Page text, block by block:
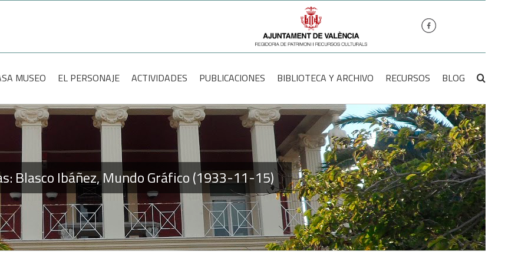
MUSEO
EL PERSONAJE ACTIVIDADES PUBLICACIONES BIBLIOTECA Y ARCHIVO RECURSOS BLOG
Blasco Ibáñez, Mundo Gráfico (1933-11-15)